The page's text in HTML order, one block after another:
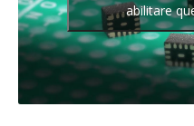
abilitare